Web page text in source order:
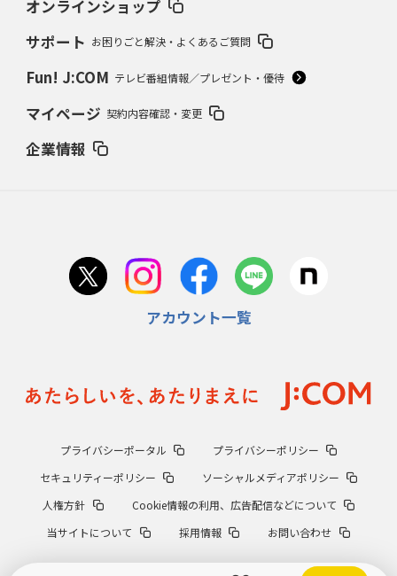
オンラインショップ
サポート お困りごと解決・よくあるご質問
Fun! J:COM テレビ番組情報／プレゼント・優待
マイページ 契約内容確認・変更
企業情報
アカウント一覧
プライバシーポータル
プライバシーポリシー
セキュリティーポリシー
ソーシャルメディアポリシー
人権方針
Cookie情報の利用、広告配信などについて
当サイトについて
採用情報 お問い合わせ